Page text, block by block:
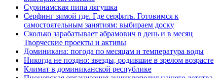
Суринамская пипа лягушка
Серфинг зимой где. Где серфить. Готовимся к
самостоятельным занятиям: выбираем доску
Сколько зарабатывает абрамович в день и в месяц
Творческие проекты и активы
Доминикана: погода по месяцам и температура воды
Никогда не поздно: звезды, родившие в зрелом возрасте
Климат в доминиканской республике